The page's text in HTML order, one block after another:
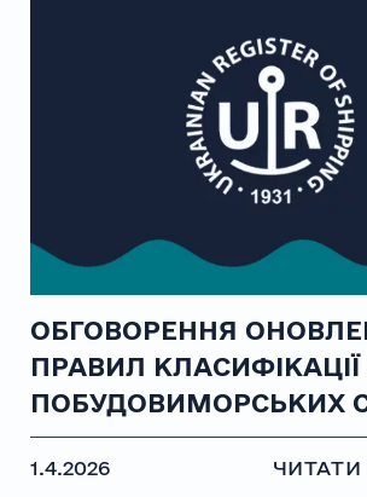
ОБГОВОРЕННЯ
ПРАВИЛ КЛАСИФІКАЦІЇ
ПОБУДОВИМОРСЬКИХ
1.4.2026